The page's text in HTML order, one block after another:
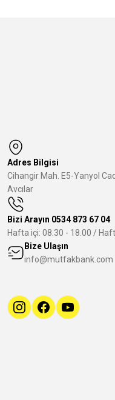
Adres Bilgisi
Cihangir Mah. E5-Yanyol
Avcılar
Bizi Arayın 0534 873 67 04
Hafta içi: 08.30 - 18.00 /
Bize Ulaşın
info@mutfakbank.com